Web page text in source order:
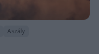
Aszály